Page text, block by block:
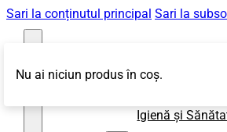
Sari la conținutul principal Sari la
Igienă și
Nu ai niciun produs în coș.